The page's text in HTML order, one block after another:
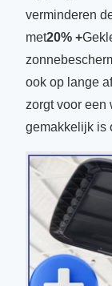
verminderen
met20% +
ook op lange
zorgt voor een
gemakkelijk is